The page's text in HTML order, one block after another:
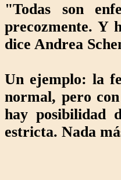
"Todas son
precozmente. Y
dice Andrea
Un ejemplo: la
normal, pero
hay posibilidad
estricta. Nada